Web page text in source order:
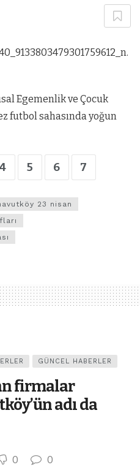
Egemenlik ve Çocuk
futbol sahasında yoğun
4 5 6 7
23 nisan
GÜNCEL HABERLER
firmalar
adı da
0 0